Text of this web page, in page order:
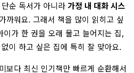
순 독서가 아니라 가정 내 대화 시스
까워요. 그래서 책을 많이 읽히고 싶
이가 한 권을 오래 물고 늘어지는 집,
이 하고 싶은 집에 특히 잘 맞아요.
보다 최신 인기책만 빠르게 순환해서